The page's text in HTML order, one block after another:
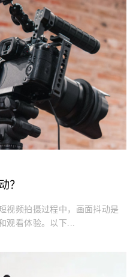
？
视频拍摄过程中，画面抖动是
观看体验。以下...